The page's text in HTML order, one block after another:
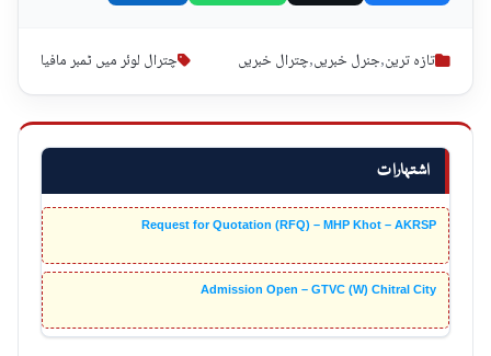
اشتہارات
Request for Quotation (RFQ) – MHP Khot – AKRSP
Admission Open – GTVC (W) Chitral City
تازہ ترین,جنرل خبریں,چترال خبریں چترال لوئر میں ٹمبر مافیا